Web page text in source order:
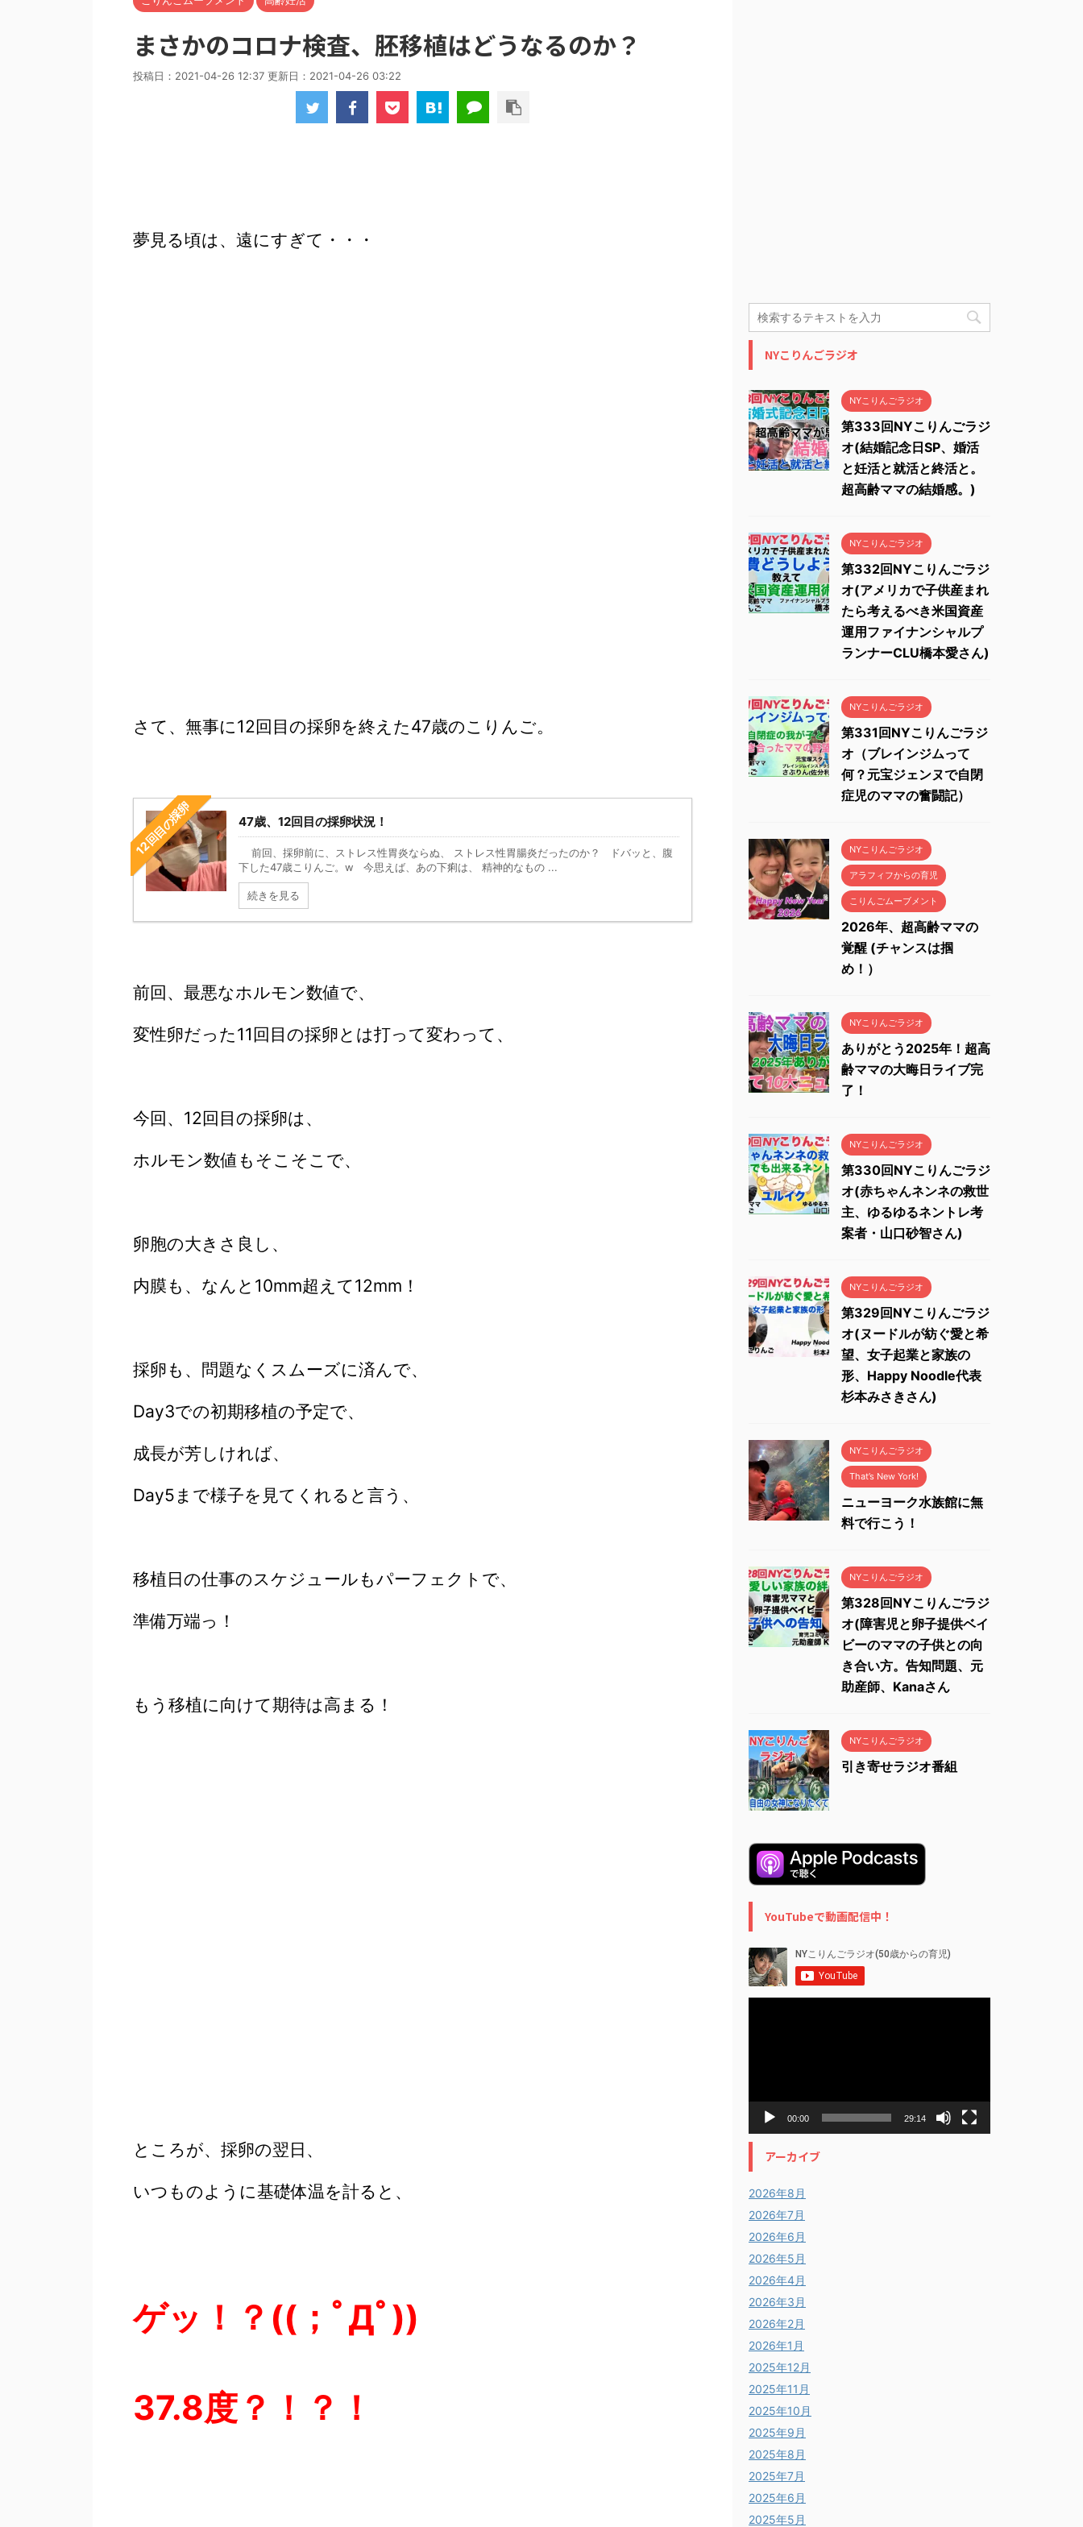
まさかのコロナ検査、胚移植はどうなるのか？
投稿日：2021-04-26 12:37 更新日： 2021-04-26 03:22
夢見る頃は、遠にすぎて・・・
さて、無事に12回目の採卵を終えた47歳のこりんご。
12回目の採卵 47歳、12回目の採卵状況！
前回、採卵前に、ストレス性胃炎ならぬ、 ストレス性胃腸炎だったのか？ ドバッと、腹
下した47歳こりんご。w 今思えば、あの下痢は、 精神的なもの ...
続きを見る
前回、最悪なホルモン数値で、
変性卵だった11回目の採卵とは打って変わって、
今回、12回目の採卵は、
ホルモン数値もそこそこで、
卵胞の大きさ良し、
内膜も、なんと10mm超えて12mm！
採卵も、問題なくスムーズに済んで、
Day3での初期移植の予定で、
成長が芳しければ、
Day5まで様子を見てくれると言う、
移植日の仕事のスケジュールもパーフェクトで、
準備万端っ！
もう移植に向けて期待は高まる！
ところが、採卵の翌日、
いつものように基礎体温を計ると、
ゲッ！？((；ﾟДﾟ))
37.8度？！？！
NYこりんごラジオ
NYこりんごラジオ
第333回NYこりんごラジ
オ(結婚記念日SP、婚活
と妊活と就活と終活と。
超高齢ママの結婚感。)
NYこりんごラジオ
第332回NYこりんごラジ
オ(アメリカで子供産まれ
たら考えるべき米国資産
運用ファイナンシャルプ
ランナーCLU橋本愛さん)
NYこりんごラジオ
第331回NYこりんごラジ
オ（ブレインジムって
何？元宝ジェンヌで自閉
症児のママの奮闘記）
NYこりんごラジオ
アラフィフからの育児
こりんごムーブメント
2026年、超高齢ママの
覚醒 (チャンスは掴
め！）
NYこりんごラジオ
ありがとう2025年！超高
齢ママの大晦日ライブ完
了！
NYこりんごラジオ
第330回NYこりんごラジ
オ(赤ちゃんネンネの救世
主、ゆるゆるネントレ考
案者・山口砂智さん)
NYこりんごラジオ
第329回NYこりんごラジ
オ(ヌードルが紡ぐ愛と希
望、女子起業と家族の
形、Happy Noodle代表
杉本みさきさん)
NYこりんごラジオ
That’s New York!
ニューヨーク水族館に無
料で行こう！
NYこりんごラジオ
第328回NYこりんごラジ
オ(障害児と卵子提供ベイ
ビーのママの子供との向
き合い方。告知問題、元
助産師、Kanaさん
NYこりんごラジオ
引き寄せラジオ番組
YouTubeで動画配信中！
00:00 29:14
アーカイブ
2026年8月
2026年7月
2026年6月
2026年5月
2026年4月
2026年3月
2026年2月
2026年1月
2025年12月
2025年11月
2025年10月
2025年9月
2025年8月
2025年7月
2025年6月
2025年5月